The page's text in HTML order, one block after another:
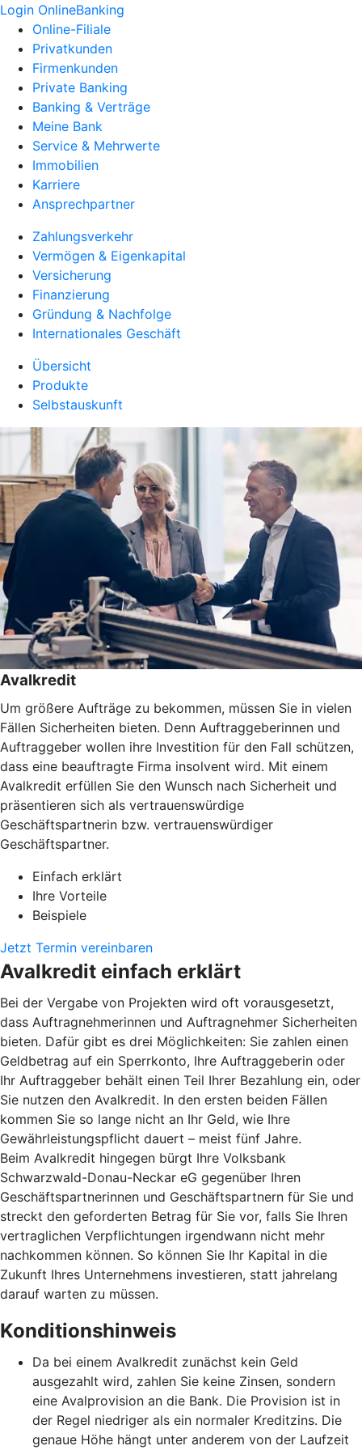
Login OnlineBanking
Online-Filiale
Privatkunden
Firmenkunden
Private Banking
Banking & Verträge
Meine Bank
Service & Mehrwerte
Immobilien
Karriere
Ansprechpartner
Zahlungsverkehr
Vermögen & Eigenkapital
Versicherung
Finanzierung
Gründung & Nachfolge
Internationales Geschäft
Übersicht
Produkte
Selbstauskunft
Avalkredit
Um größere Aufträge zu bekommen, müssen Sie in vielen
Fällen Sicherheiten bieten. Denn Auftraggeberinnen und
Auftraggeber wollen ihre Investition für den Fall schützen,
dass eine beauftragte Firma insolvent wird. Mit einem
Avalkredit erfüllen Sie den Wunsch nach Sicherheit und
präsentieren sich als vertrauenswürdige
Geschäftspartnerin bzw. vertrauenswürdiger
Geschäftspartner.
Einfach erklärt
Ihre Vorteile
Beispiele
Jetzt Termin vereinbaren
Avalkredit einfach erklärt
Bei der Vergabe von Projekten wird oft vorausgesetzt,
dass Auftragnehmerinnen und Auftragnehmer Sicherheiten
bieten. Dafür gibt es drei Möglichkeiten: Sie zahlen einen
Geldbetrag auf ein Sperrkonto, Ihre Auftraggeberin oder
Ihr Auftraggeber behält einen Teil Ihrer Bezahlung ein, oder
Sie nutzen den Avalkredit. In den ersten beiden Fällen
kommen Sie so lange nicht an Ihr Geld, wie Ihre
Gewährleistungspflicht dauert – meist fünf Jahre.
Beim Avalkredit hingegen bürgt Ihre Volksbank
Schwarzwald-Donau-Neckar eG gegenüber Ihren
Geschäftspartnerinnen und Geschäftspartnern für Sie und
streckt den geforderten Betrag für Sie vor, falls Sie Ihren
vertraglichen Verpflichtungen irgendwann nicht mehr
nachkommen können. So können Sie Ihr Kapital in die
Zukunft Ihres Unternehmens investieren, statt jahrelang
darauf warten zu müssen.
Konditionshinweis
Da bei einem Avalkredit zunächst kein Geld
ausgezahlt wird, zahlen Sie keine Zinsen, sondern
eine Avalprovision an die Bank. Die Provision ist in
der Regel niedriger als ein normaler Kreditzins. Die
genaue Höhe hängt unter anderem von der Laufzeit